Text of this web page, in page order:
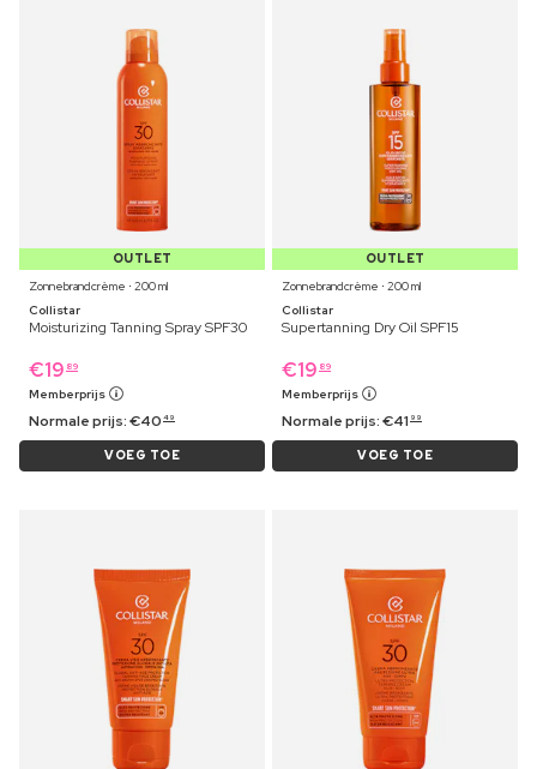
OUTLET
Zonnebrandcrème ⋅ 200 ml
Collistar
Moisturizing Tanning Spray SPF30
€19 89
Memberprijs
Normale prijs:€40 49
VOEG TOE
OUTLET
Zonnebrandcrème ⋅ 200 ml
Collistar
Supertanning Dry Oil SPF15
€19 89
Memberprijs
Normale prijs:€41 99
VOEG TOE